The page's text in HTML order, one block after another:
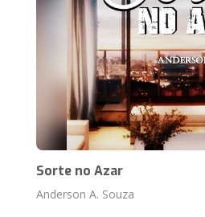
Sorte no Azar
Anderson A. Souza